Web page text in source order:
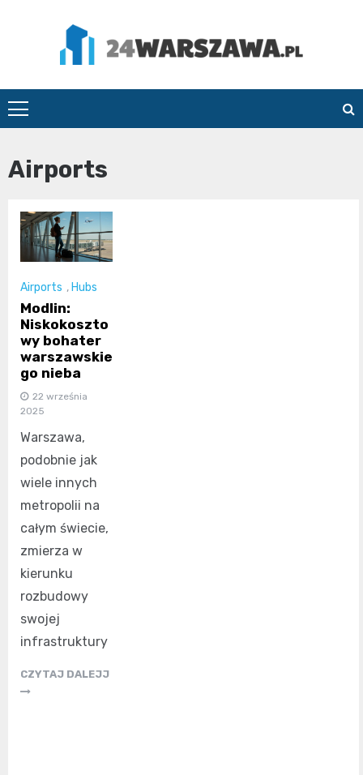
24Warszawa.pl
Airports
Airports , Hubs
Modlin:
Niskokoszto
wy bohater
warszawskie
go nieba
22 września
2025
Warszawa,
podobnie jak
wiele innych
metropolii na
całym świecie,
zmierza w
kierunku
rozbudowy
swojej
infrastruktury
CZYTAJ DALEJJ